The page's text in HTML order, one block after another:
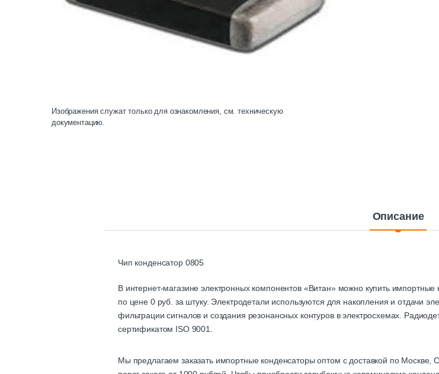
Изображения служат только для ознакомления, см. техническую
документацию.
Описание
Чип конденсатор 0805
В интернет-магазине электронных компонентов «Витан» можно купить
по цене 0 руб. за штуку. Электродетали используются для накопления и отдачи
фильтрации сигналов и создания резонансных контуров в электросхемах.
сертификатом ISO 9001.
Мы предлагаем заказать импортные конденсаторы оптом с доставкой по